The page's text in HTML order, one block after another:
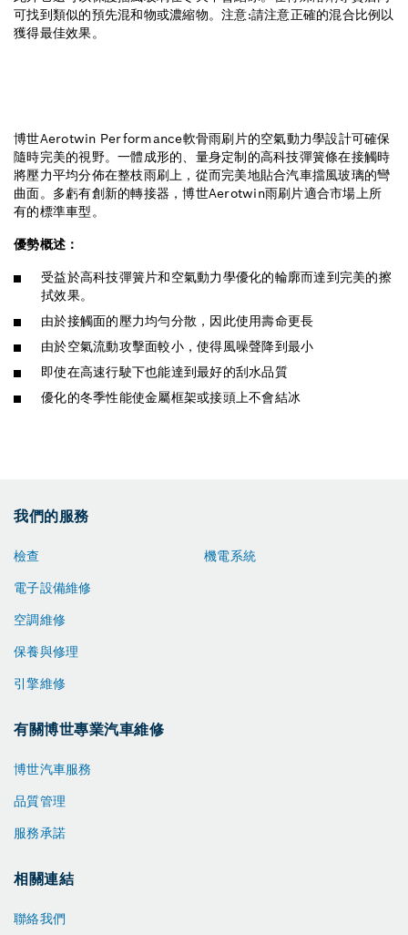
可找到類似的預先混和物或濃縮物。注意:請注意正確的混合比例以
獲得最佳效果。
博世Aerotwin Performance軟骨雨刷片的空氣動力學設計可確保
隨時完美的視野。一體成形的、量身定制的高科技彈簧條在接觸時
將壓力平均分佈在整枝雨刷上，從而完美地貼合汽車擋風玻璃的彎
曲面。多虧有創新的轉接器，博世Aerotwin雨刷片適合市場上所
有的標準車型。
優勢概述：
受益於高科技彈簧片和空氣動力學優化的輪廓而達到完美的擦
拭效果。
由於接觸面的壓力均勻分散，因此使用壽命更長
由於空氣流動攻擊面較小，使得風噪聲降到最小
即使在高速行駛下也能達到最好的刮水品質
優化的冬季性能使金屬框架或接頭上不會結冰
我們的服務
檢查
電子設備維修
空調維修
保養與修理
引擎維修
機電系統
有關博世專業汽車維修
博世汽車服務
品質管理
服務承諾
相關連結
聯絡我們